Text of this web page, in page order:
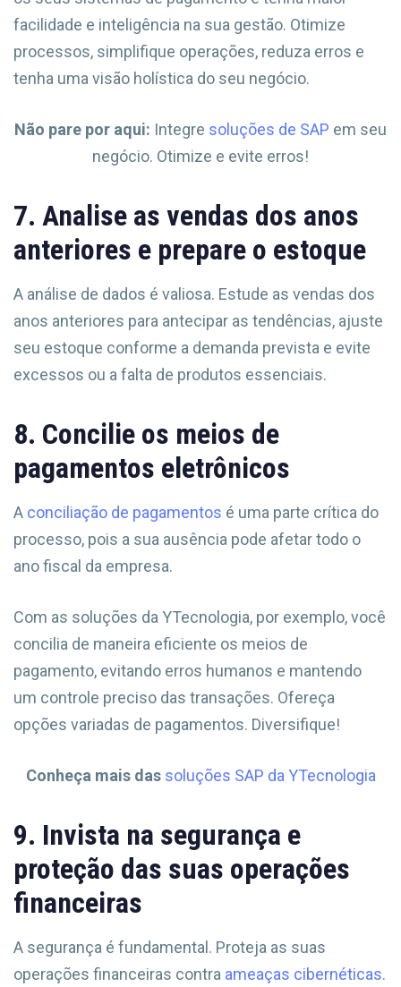
facilidade e inteligência na sua gestão. Otimize
processos, simplifique operações, reduza erros e
tenha uma visão holística do seu negócio.
Não pare por aqui: Integre soluções de SAP em seu
negócio. Otimize e evite erros!
7. Analise as vendas dos anos
anteriores e prepare o estoque
A análise de dados é valiosa. Estude as vendas dos
anos anteriores para antecipar as tendências, ajuste
seu estoque conforme a demanda prevista e evite
excessos ou a falta de produtos essenciais.
8. Concilie os meios de
pagamentos eletrônicos
A conciliação de pagamentos é uma parte crítica do
processo, pois a sua ausência pode afetar todo o
ano fiscal da empresa.
Com as soluções da YTecnologia, por exemplo, você
concilia de maneira eficiente os meios de
pagamento, evitando erros humanos e mantendo
um controle preciso das transações. Ofereça
opções variadas de pagamentos. Diversifique!
Conheça mais das soluções SAP da YTecnologia
9. Invista na segurança e
proteção das suas operações
financeiras
A segurança é fundamental. Proteja as suas
operações financeiras contra ameaças cibernéticas.